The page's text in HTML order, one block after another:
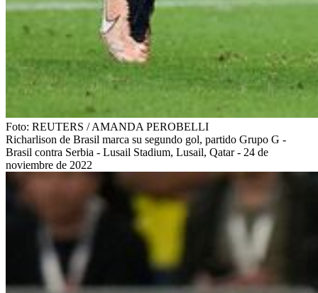
Foto: REUTERS /AMANDA PEROBELLI
Richarlison de Brasil marca su segundo gol, partido Grupo G -
Brasil contra Serbia - Lusail Stadium, Lusail, Qatar - 24 de
noviembre de 2022